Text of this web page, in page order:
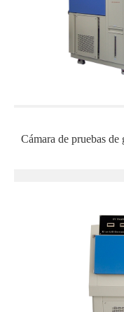
Cámara de pruebas de